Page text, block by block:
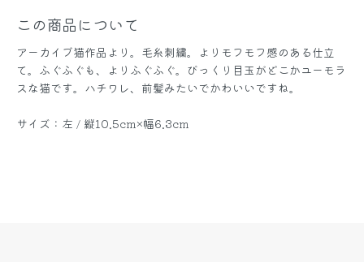
この商品について
アーカイブ猫作品より。毛糸刺繍。よりモフモフ感のある仕立
て。ふぐふぐも、よりふぐふぐ。びっくり目玉がどこかユーモラ
スな猫です。ハチワレ、前髪みたいでかわいいですね。
サイズ：左 / 縦10.5cm×幅6.3cm